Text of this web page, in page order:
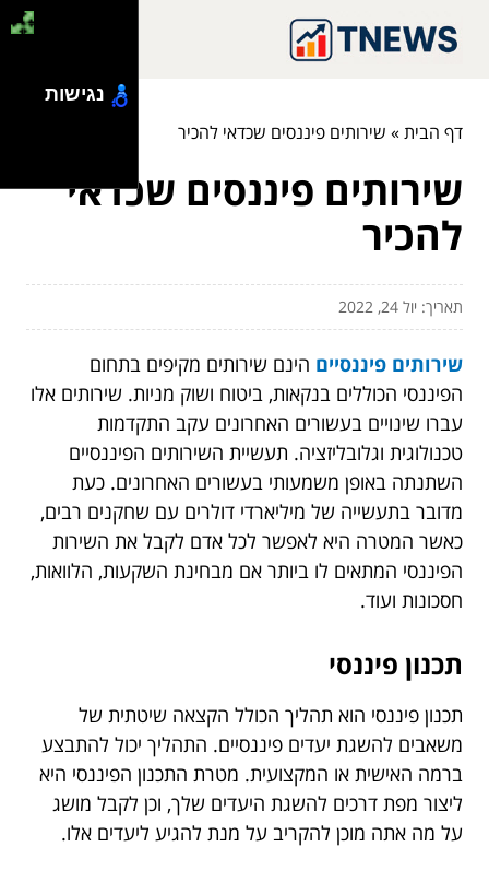
דף הבית» שירותים פיננסים שכדאי להכיר
שירותים פיננסים שכדאי
להכיר
תאריך: יול 24, 2022
שירותים פיננסיים הינם שירותים מקיפים בתחום
הפיננסי הכוללים בנקאות, ביטוח ושוק מניות. שירותים אלו
עברו שינויים בעשורים האחרונים עקב התקדמות
טכנולוגית וגלובליזציה. תעשיית השירותים הפיננסיים
השתנתה באופן משמעותי בעשורים האחרונים. כעת
מדובר בתעשייה של מיליארדי דולרים עם שחקנים רבים,
כאשר המטרה היא לאפשר לכל אדם לקבל את השירות
הפיננסי המתאים לו ביותר אם מבחינת השקעות, הלוואות,
חסכונות ועוד.
תכנון פיננסי
תכנון פיננסי הוא תהליך הכולל הקצאה שיטתית של
משאבים להשגת יעדים פיננסיים. התהליך יכול להתבצע
ברמה האישית או המקצועית. מטרת התכנון הפיננסי היא
ליצור מפת דרכים להשגת היעדים שלך, וכן לקבל מושג
על מה אתה מוכן להקריב על מנת להגיע ליעדים אלו.
נגישות